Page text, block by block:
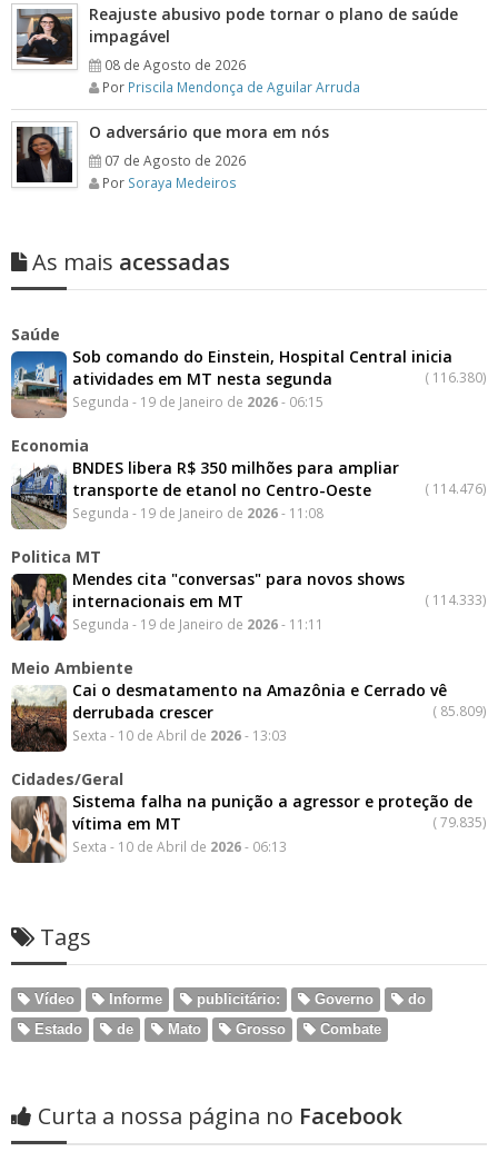
Reajuste abusivo pode tornar o plano de saúde
impagável
08 de Agosto de 2026
Por Priscila Mendonça de Aguilar Arruda
O adversário que mora em nós
07 de Agosto de 2026
Por Soraya Medeiros
As mais acessadas
Saúde
Sob comando do Einstein, Hospital Central inicia
atividades em MT nesta segunda
( 116.380)
Segunda - 19 de Janeiro de 2026- 06:15
Economia
BNDES libera R$ 350 milhões para ampliar
transporte de etanol no Centro-Oeste
( 114.476)
Segunda - 19 de Janeiro de 2026- 11:08
Politica MT
Mendes cita "conversas" para novos shows
internacionais em MT
( 114.333)
Segunda - 19 de Janeiro de 2026- 11:11
Meio Ambiente
Cai o desmatamento na Amazônia e Cerrado vê
derrubada crescer
( 85.809)
Sexta - 10 de Abril de 2026- 13:03
Cidades/Geral
Sistema falha na punição a agressor e proteção de
vítima em MT
(79.835)
Sexta - 10 de Abril de 2026- 06:13
Tags
Vídeo Informe publicitário: Governo
do
Estado
de Mato Grosso Combate
Curta a nossa página no Facebook